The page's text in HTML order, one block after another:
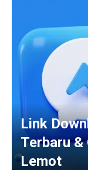
Link
Terbaru &
Lemot